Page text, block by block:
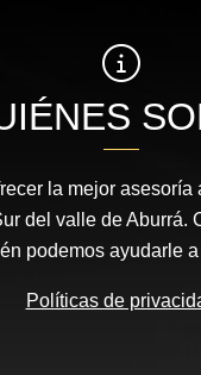
la mejor
del valle de Aburrá.
podemos ayudarle
Políticas de